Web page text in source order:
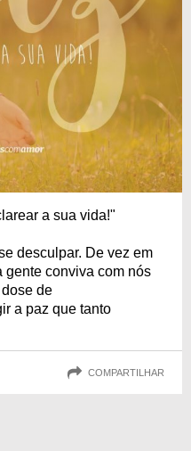
a sua vida!"
desculpar. De vez em
gente conviva com nós
de
a paz que tanto
COMPARTILHAR